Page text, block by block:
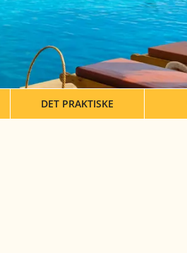
DET PRAKTISKE